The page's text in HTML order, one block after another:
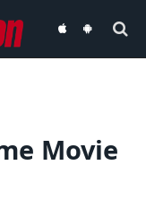
audiovisionaudiovision
Movie